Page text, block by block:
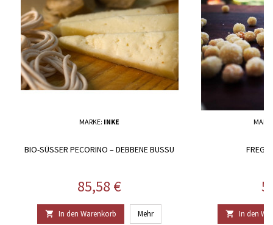
MARKE: INKE
BIO-SÜSSER PECORINO – DEBBENE BUSSU
Preis
85,58 €
 In den Warenkorb Mehr  In den